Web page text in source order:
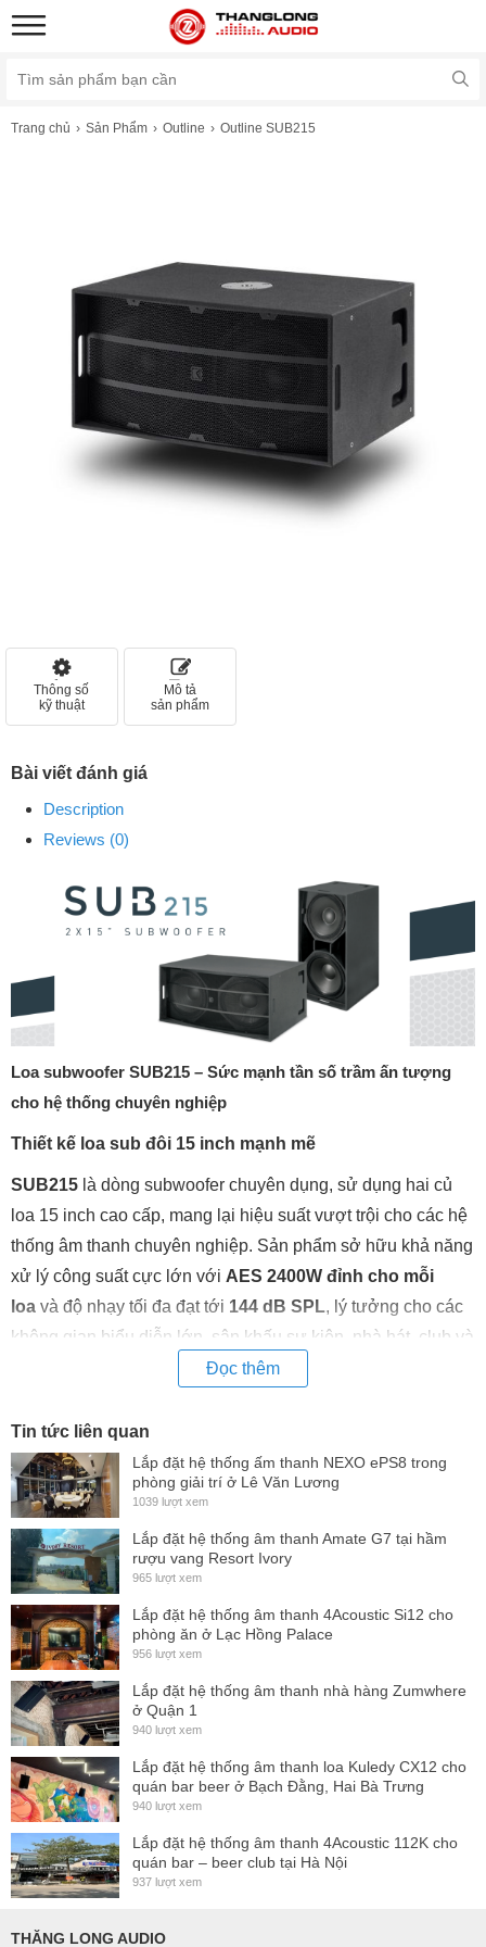
Trang chủ Sản Phẩm Outline Outline SUB215
Thông số
kỹ thuật
Mô tả
sản phẩm
Bài viết đánh giá
Description
Reviews (0)
Loa subwoofer SUB215 – Sức mạnh tần số trầm ấn tượng
cho hệ thống chuyên nghiệp
Thiết kế loa sub đôi 15 inch mạnh mẽ
SUB215 là dòng subwoofer chuyên dụng, sử dụng hai củ
loa 15 inch cao cấp, mang lại hiệu suất vượt trội cho các hệ
thống âm thanh chuyên nghiệp. Sản phẩm sở hữu khả năng
xử lý công suất cực lớn với AES 2400W đỉnh cho mỗi
loa và độ nhạy tối đa đạt tới 144 dB SPL, lý tưởng cho các
không gian biểu diễn lớn, sân khấu sự kiện, nhà hát, club và
Với khả năng
dB), SUB215 mang lại dải trầm sâu, mạnh và chính xác.
Thiết kếEnergy Retentive Porting (E.R.P.)
luồng khí và tối ưu hiệu suất hoạt động của củ loa, tạo nên
âm trầm chắc, rõ và hạn chế méo tiếng khi hoạt động ở
cường độ cao.
Thông số kỹ thuật nổi bật
Tần số đáp ứng (-10 dB): 34 Hz – 2.4 kHz
Tần số cắt khuyến nghị
Độ phủ âm danh định
Omnidirectional)
Trở kháng danh định / tối thiểu
Ohm
Công suất AES (liên tục / đỉnh): 2 x 600 W / 2 x 2400
W
Đọc thêm
Tin tức liên quan
Lắp đặt hệ thống ấm thanh NEXO ePS8 trong
phòng giải trí ở Lê Văn Lương
1039 lượt xem
Lắp đặt hệ thống âm thanh Amate G7 tại hầm
rượu vang Resort Ivory
965 lượt xem
Lắp đặt hệ thống âm thanh 4Acoustic Si12 cho
phòng ăn ở Lạc Hồng Palace
956 lượt xem
Lắp đặt hệ thống âm thanh nhà hàng Zumwhere
ở Quận 1
940 lượt xem
Lắp đặt hệ thống âm thanh loa Kuledy CX12 cho
quán bar beer ở Bạch Đằng, Hai Bà Trưng
940 lượt xem
Lắp đặt hệ thống âm thanh 4Acoustic 112K cho
quán bar – beer club tại Hà Nội
937 lượt xem
THĂNG LONG AUDIO